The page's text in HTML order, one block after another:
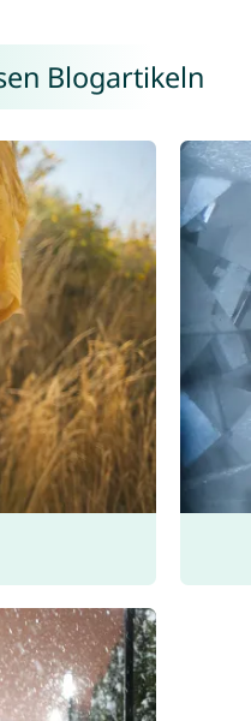
Blogartikeln